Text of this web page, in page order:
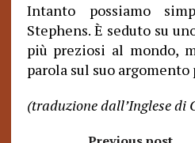
Intanto possiamo
Stephens. È seduto su
più preziosi al mondo,
parola sul suo
(traduzione dall’Inglese di